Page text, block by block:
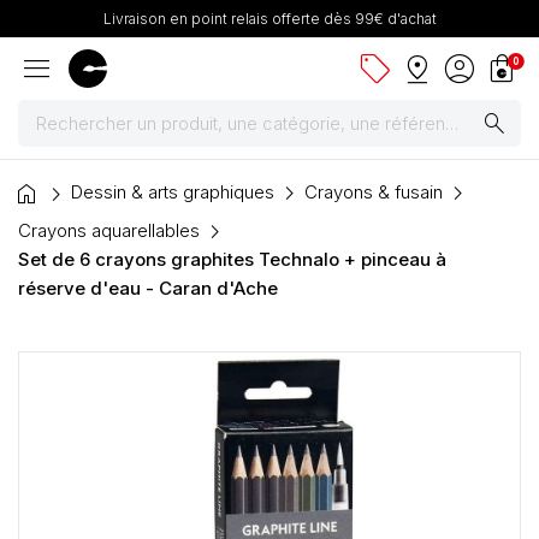
Livraison en point relais offerte dès 99€ d'achat
menu sell pin_drop account_circle shopping_bag
0
search
Peintures
Pinceaux & fournitures
Dessin & arts graphiques
Cartons mousse & plume
home Dessin & arts graphiques
Crayons & fusain
Crayons aquarellables
Set de 6 crayons graphites Technalo + pinceau à
réserve d'eau - Caran d'Ache